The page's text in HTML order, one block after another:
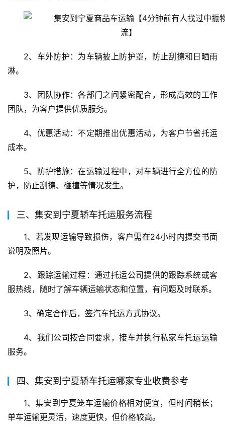
2、车外防护：为车辆披上防护罩，防止刮擦和日晒雨
淋。
3、团队协作：各部门之间紧密配合，形成高效的工作
团队，为客户提供优质服务。
4、优惠活动：不定期推出优惠活动，为客户节省托运
成本。
5、防护措施：在运输过程中，对车辆进行全方位的防
护，防止刮擦、碰撞等情况发生。
三、集安到宁夏轿车托运服务流程
1、若发现运输导致损伤，客户需在24小时内提交书面
说明及照片。
2、跟踪运输过程：通过托运公司提供的跟踪系统或客
服热线，随时了解车辆运输状态和位置，有问题及时联系。
3、确定合作后，签汽车托运方式协议。
4、我们公司按合同要求，接车并执行私家车托运运输
服务。
四、集安到宁夏轿车托运哪家专业收费参考
1、集安到宁夏笼车运输价格相对便宜，但时间稍长；
单车运输更灵活，速度更快，但价格较高。